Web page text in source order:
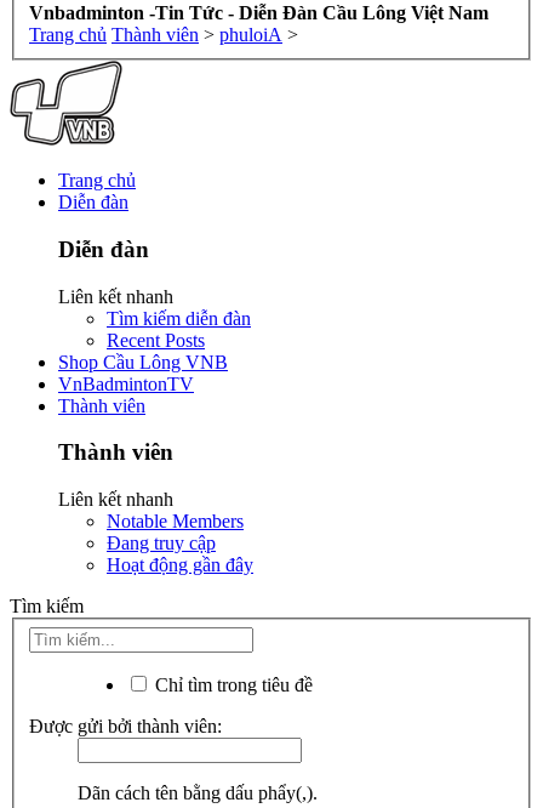
Vnbadminton -Tin Tức - Diễn Đàn Cầu Lông Việt Nam
Trang chủ Thành viên > phuloiA >
Trang chủ
Diễn đàn
Diễn đàn
Liên kết nhanh
Tìm kiếm diễn đàn
Recent Posts
Shop Cầu Lông VNB
VnBadmintonTV
Thành viên
Thành viên
Liên kết nhanh
Notable Members
Đang truy cập
Hoạt động gần đây
Tìm kiếm
Chỉ tìm trong tiêu đề
Được gửi bởi thành viên:
Dãn cách tên bằng dấu phẩy(,).